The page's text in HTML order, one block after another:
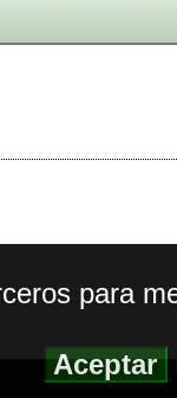
para
Aceptar